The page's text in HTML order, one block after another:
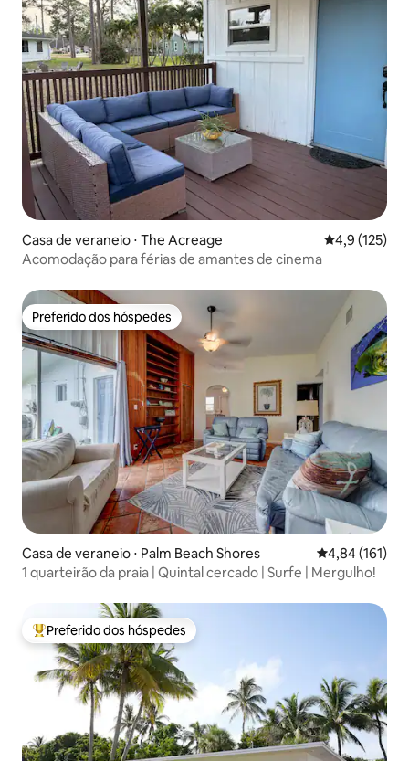
Casa de veraneio ⋅ The Acreage 4,9 de uma
4,9 (125)
Acomodação para férias de amantes de cinema
Preferido dos hóspedes
Preferido dos hóspedes
Casa de veraneio ⋅ Palm Beach Shores 4,84 de uma
4,84 (161)
1 quarteirão da praia | Quintal cercado | Surfe | Mergulho!
Entre os melhores preferidos dos hóspedes
Preferido dos hóspedes